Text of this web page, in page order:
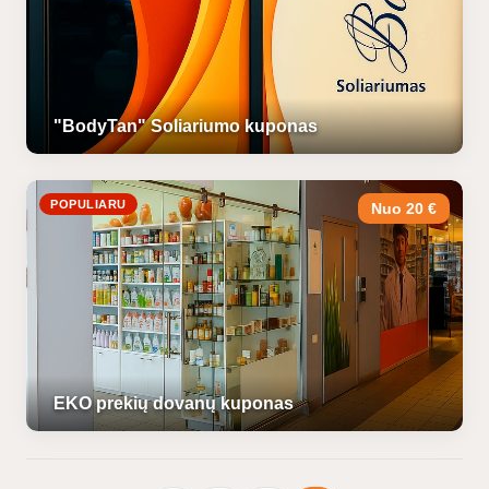
"BodyTan" Soliariumo kuponas
POPULIARU Nuo 20 €
EKO prekių dovanų kuponas